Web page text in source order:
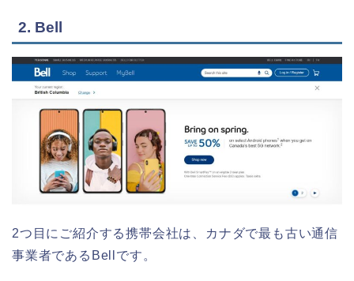
2. Bell
2つ目にご紹介する携帯会社は、カナダで最も古い通信
事業者であるBellです。